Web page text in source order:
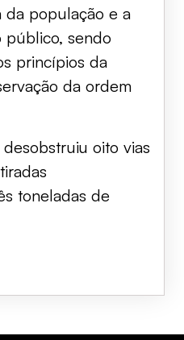
da população e a
público, sendo
princípios da
da ordem
oito vias
toneladas de